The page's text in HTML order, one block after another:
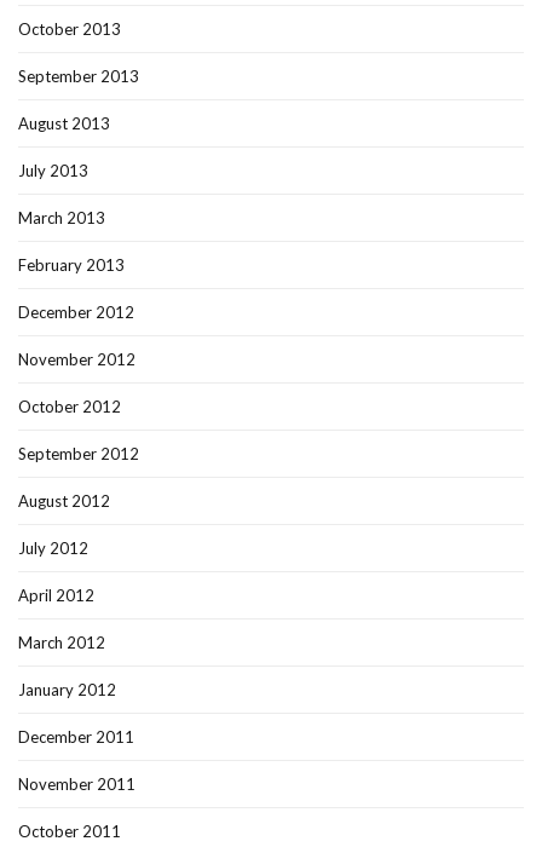
October 2013
September 2013
August 2013
July 2013
March 2013
February 2013
December 2012
November 2012
October 2012
September 2012
August 2012
July 2012
April 2012
March 2012
January 2012
December 2011
November 2011
October 2011